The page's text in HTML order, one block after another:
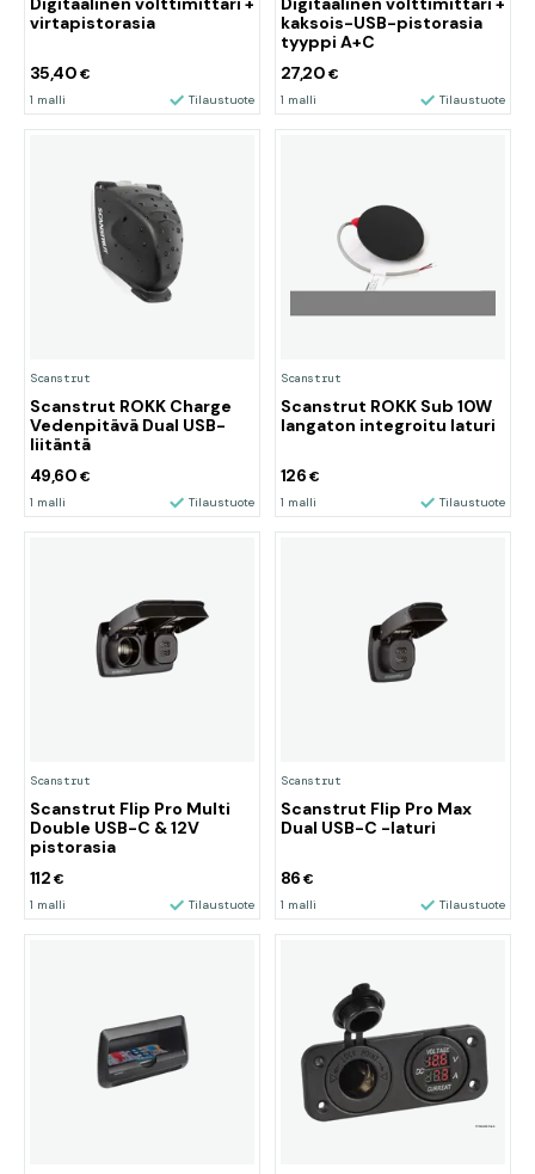
virtapistorasia
35,40 €
1 malli Tilaustuote
kaksois-USB-pistorasia
tyyppi A+C
27,20 €
1 malli Tilaustuote
Scanstrut
Scanstrut ROKK Charge
Vedenpitävä Dual USB-
liitäntä
49,60 €
1 malli Tilaustuote
Scanstrut
Scanstrut ROKK Sub 10W
langaton integroitu laturi
126 €
1 malli Tilaustuote
Scanstrut
Scanstrut Flip Pro Multi
Double USB-C & 12V
pistorasia
112 €
1 malli Tilaustuote
Scanstrut
Scanstrut Flip Pro Max
Dual USB-C -laturi
86€
1 malli Tilaustuote